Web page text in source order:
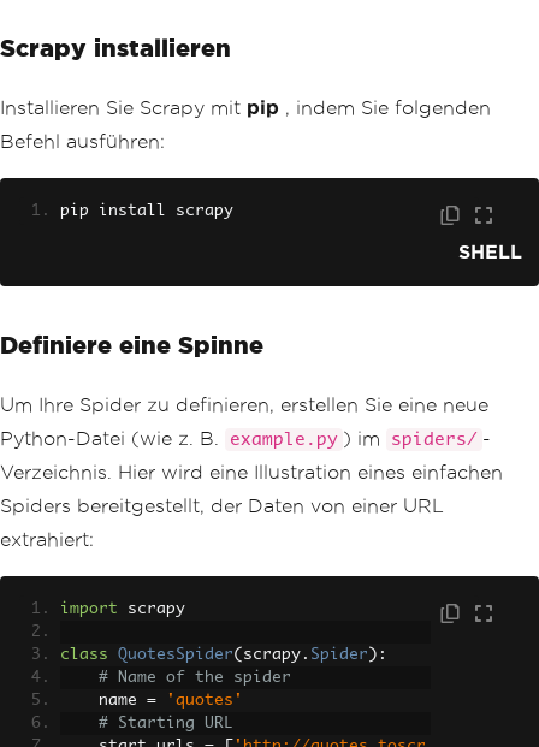
Scrapy installieren
Installieren Sie Scrapy mit pip , indem Sie folgenden
Befehl ausführen:
pip install scrapy
SHELL
Definiere eine Spinne
Um Ihre Spider zu definieren, erstellen Sie eine neue
Python-Datei (wie z. B.
example.py ) im spiders/ -
Verzeichnis. Hier wird eine Illustration eines einfachen
Spiders bereitgestellt, der Daten von einer URL
extrahiert:
import scrapy
class QuotesSpider( scrapy . Spider ):
# Name of the spider
    name
=
'quotes'
# Starting URL